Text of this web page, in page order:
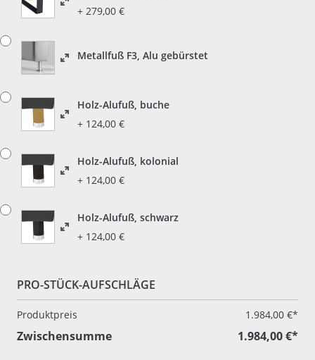
+ 279,00 €
Metallfuß F3, Alu gebürstet
Holz-Alufuß, buche
+ 124,00 €
Holz-Alufuß, kolonial
+ 124,00 €
Holz-Alufuß, schwarz
+ 124,00 €
PRO-STÜCK-AUFSCHLÄGE
Produktpreis 1.984,00 €*
Zwischensumme 1.984,00 €*